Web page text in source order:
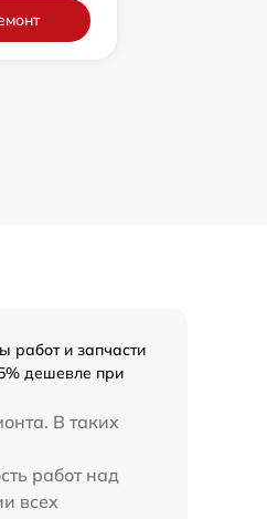
работ и запчасти
дешевле при
В таких
работ над
всех